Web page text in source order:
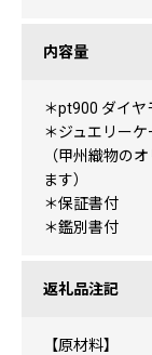
内容量
＊pt900 ダイ
＊ジュエリーケ
（甲州織物の
ます）
＊保証書付
＊鑑別書付
返礼品注記
【原材料】